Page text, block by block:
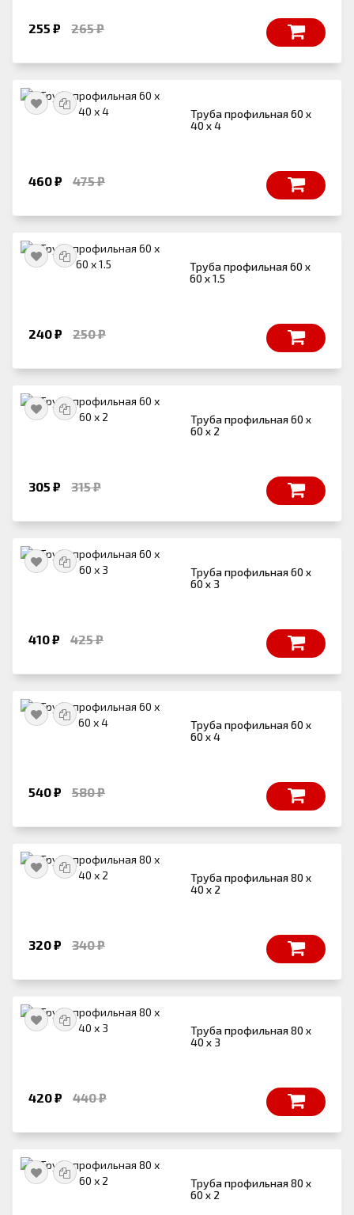
255 ₽ 265 ₽
Труба профильная 60 х
40 х 4
460 ₽ 475 ₽
Труба профильная 60 х
60 х 1.5
240 ₽ 250 ₽
Труба профильная 60 х
60 х 2
305 ₽ 315 ₽
Труба профильная 60 х
60 х 3
410 ₽ 425 ₽
Труба профильная 60 х
60 х 4
540 ₽ 580 ₽
Труба профильная 80 х
40 х 2
320 ₽ 340 ₽
Труба профильная 80 х
40 х 3
420 ₽ 440 ₽
Труба профильная 80 х
60 х 2